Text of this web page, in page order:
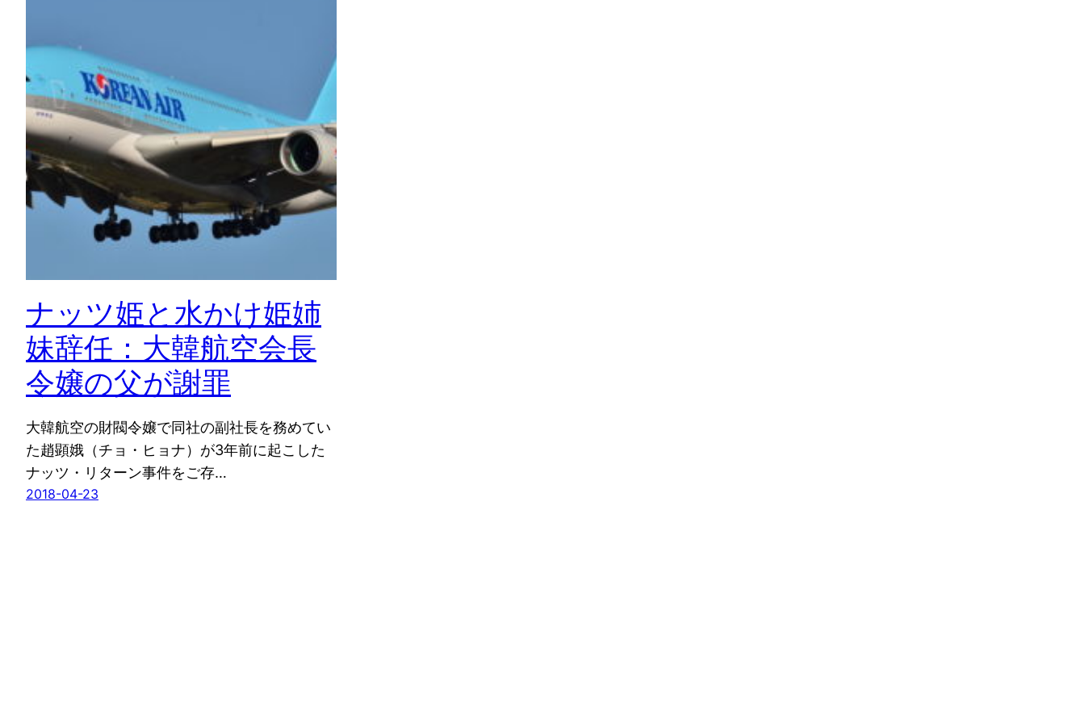
ナッツ姫と水かけ姫姉
妹辞任：大韓航空会長
令嬢の父が謝罪
大韓航空の財閥令嬢で同社の副社長を務めてい
た趙顕娥（チョ・ヒョナ）が3年前に起こした
ナッツ・リターン事件をご存…
2018-04-23